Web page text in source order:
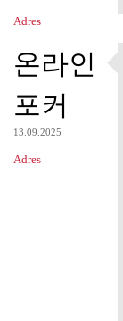
Adres
온라인
포커
13.09.2025
Adres